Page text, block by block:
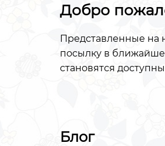
Добро
Представленные на
посылку в
становятся
Блог